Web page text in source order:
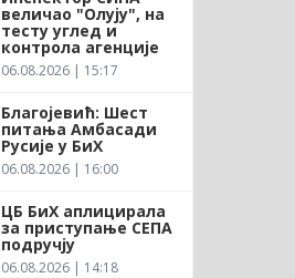
величао "Олују", на
тесту углед и
контрола агенције
06.08.2026 | 15:17
Благојевић: Шест
питања Амбасади
Русије у БиХ
06.08.2026 | 16:00
ЦБ БиХ аплицирала
за приступање СЕПА
подручју
06.08.2026 | 14:18